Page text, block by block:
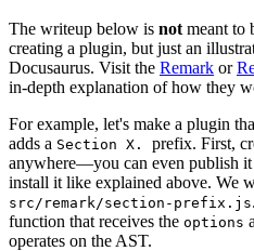
The writeup below is not meant to
creating a plugin, but just an
Docusaurus. Visit the Remark or
in-depth explanation of how they
For example, let's make a plugin
adds a Section X. prefix. First,
anywhere—you can even publish it
install it like explained above. We
src/remark/section-prefix.js
function that receives the options
operates on the AST.